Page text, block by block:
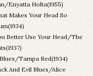
Enyatta Holta(1955)
Makes Your Head So
Better Use Your Head/The
Tampa Red(1934)
And Evil Blues/Alice